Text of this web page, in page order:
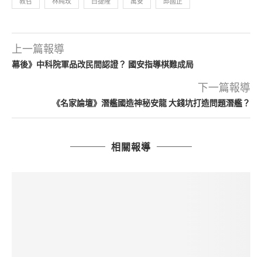
上一篇報導
幕後》中科院軍品改民間認證？ 國安指導棋難成局
下一篇報導
《名家論壇》潛艦國造神秘安龍 大錢坑打造問題潛艦？
相關報導